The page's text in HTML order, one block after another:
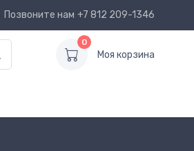
Позвоните нам +7 812 209-1346
0
Моя корзина